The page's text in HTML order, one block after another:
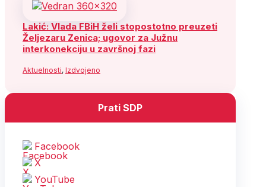
Lakić: Vlada FBiH želi stopostotno preuzeti
Željezaru Zenica; ugovor za Južnu
interkonekciju u završnoj fazi
Aktuelnosti, Izdvojeno
Prati SDP
Facebook
X
YouTube